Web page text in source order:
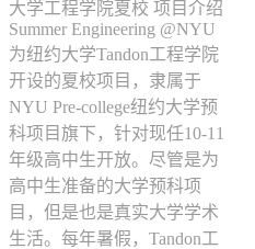
大学工程学院夏校 项目介绍
Summer Engineering @NYU
为纽约大学Tandon工程学院
开设的夏校项目，隶属于
NYU Pre-college纽约大学预
科项目旗下，针对现任10-11
年级高中生开放。尽管是为
高中生准备的大学预科项
目，但是也是真实大学学术
生活。每年暑假，Tandon工